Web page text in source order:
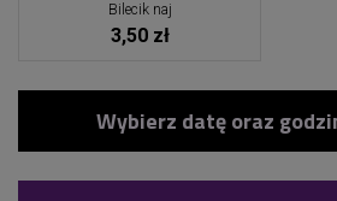
Bilecik naj
3,50 zł